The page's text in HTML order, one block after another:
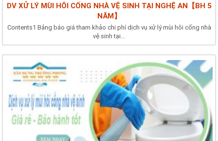
DV XỬ LÝ MÙI HÔI CỐNG NHÀ VỆ SINH TẠI NGHỆ AN【BH 5
NĂM】
Contents1 Bảng báo giá tham khảo chi phí dịch vụ xử lý mùi hôi cống nhà
vệ sinh tại...